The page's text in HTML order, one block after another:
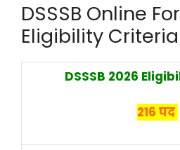
DSSSB Online
Eligibility Criteria
DSSSB 2026
216 पद